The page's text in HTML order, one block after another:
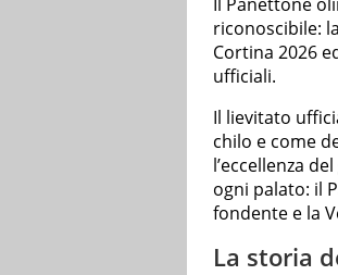
riconoscibile:
Cortina 2026
ufficiali.
Il lievitato
chilo e come
l’eccellenza del
ogni palato: il
fondente e la
La storia